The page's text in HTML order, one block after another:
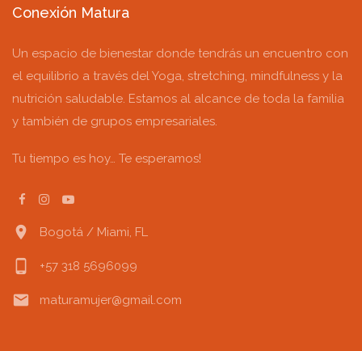
Conexión Matura
Un espacio de bienestar donde tendrás un encuentro con
el equilibrio a través del Yoga, stretching, mindfulness y la
nutrición saludable. Estamos al alcance de toda la familia
y también de grupos empresariales.
Tu tiempo es hoy… Te esperamos!
location_on Bogotá / Miami, FL
phone_android +57 318 5696099
email maturamujer@gmail.com